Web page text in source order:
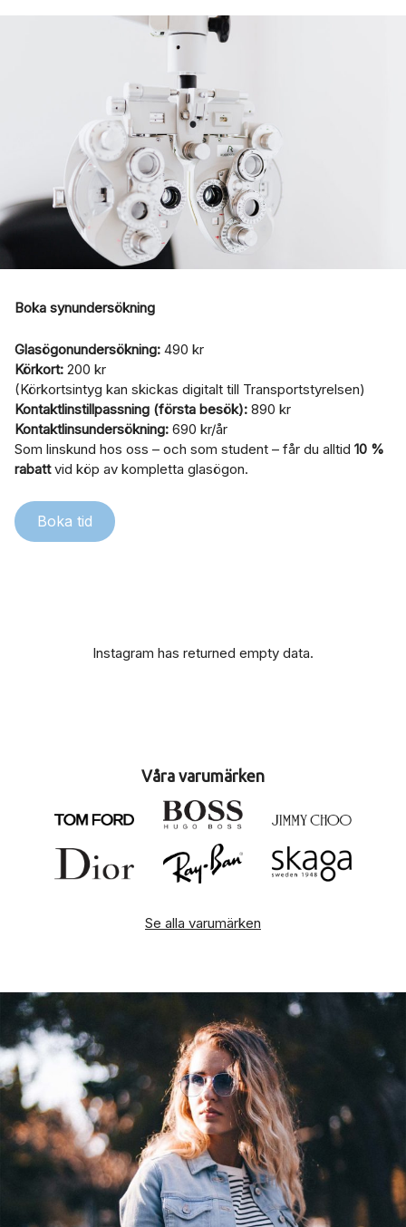
Boka synundersökning
Glasögonundersökning: 490 kr
Körkort: 200 kr
(Körkortsintyg kan skickas digitalt till Transportstyrelsen)
Kontaktlinstillpassning (första besök): 890 kr
Kontaktlinsundersökning: 690 kr/år
Som linskund hos oss – och som student – får du alltid 10 %
rabattvid köp av kompletta glasögon.
Boka tid
Instagram has returned empty data.
Våra varumärken
Se alla varumärken